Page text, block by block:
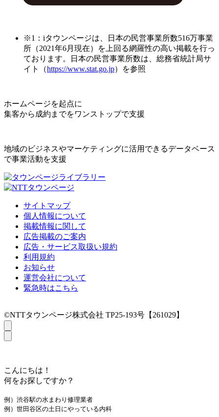
※1：iタウンページは、日本の民営事業所数516万事業
所（2021年6月現在）を上回る網羅性の高い掲載を行っ
ております。日本の民営事業所数は、総務省統計局サ
イト（https://www.stat.go.jp）を参照
ホームページを起点に
集客から成約までをワンストップで支援
地域のビジネスやマーケティングに活用できるデータベース
で事業活動を支援
サイトマップ
個人情報について
掲載情報に関して
広告掲載のご案内
広告・サービス取扱い規約
利用規約
お知らせ
運営会社について
緊急時はこちら
©NTTタウンページ株式会社 TP25-193号【261029】
こんにちは！
何をお探しですか？
例）渋谷駅の水まわり修理業者
例）世田谷区の土日にやっている内科